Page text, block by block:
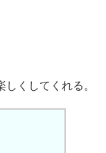
くしてくれる。